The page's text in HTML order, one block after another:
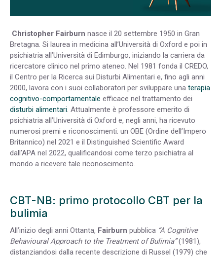
Christopher Fairburn nasce il 20 settembre 1950 in Gran
Bretagna. Si laurea in medicina all’Università di Oxford e poi in
psichiatria all’Università di Edimburgo, iniziando la carriera da
ricercatore clinico nel primo ateneo. Nel 1981 fonda il CREDO,
il Centro per la Ricerca sui Disturbi Alimentari e, fino agli anni
2000, lavora con i suoi collaboratori per sviluppare una terapia
cognitivo-comportamentale efficace nel trattamento dei
disturbi alimentari. Attualmente è professore emerito di
psichiatria all’Università di Oxford e, negli anni, ha ricevuto
numerosi premi e riconoscimenti: un OBE (Ordine dell’Impero
Britannico) nel 2021 e il Distinguished Scientific Award
dall’APA nel 2022, qualificandosi come terzo psichiatra al
mondo a ricevere tale riconoscimento.
CBT-NB: primo protocollo CBT per la
bulimia
All’inizio degli anni Ottanta, Fairburn pubblica “A Cognitive
Behavioural Approach to the Treatment of Bulimia”(1981),
distanziandosi dalla recente descrizione di Russel (1979) che